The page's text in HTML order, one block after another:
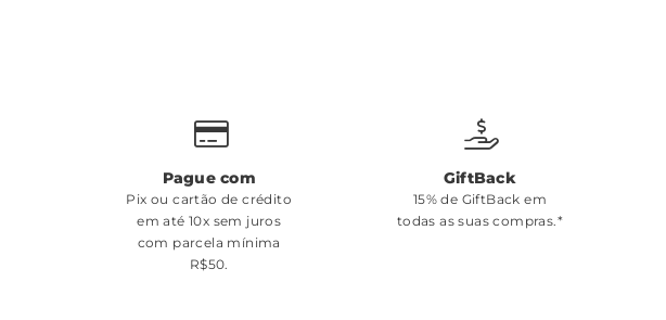
Pague com
Pix ou cartão de crédito
em até 10x sem juros
com parcela mínima
R$50.
GiftBack
15% de GiftBack em
todas as suas compras.*